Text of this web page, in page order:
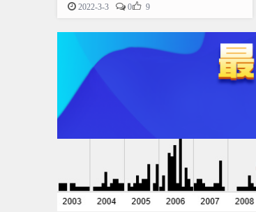
2022-3-3 0 9